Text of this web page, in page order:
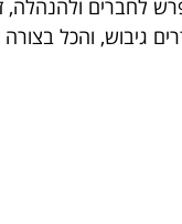
לחברים ולהנהלה,
גיבוש, והכל בצורה